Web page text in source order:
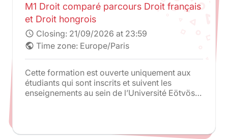
M1 Droit comparé parcours Droit français
et Droit hongrois
schedule Closing: 21/09/2026 at 23:59
public Time zone: Europe/Paris
Cette formation est ouverte uniquement aux
étudiants qui sont inscrits et suivent les
enseignements au sein de l’Université Eötvös
dispensée par des professeurs de Paris 2 en